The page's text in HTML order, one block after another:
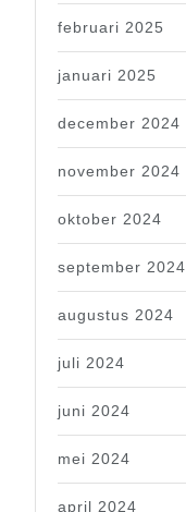
februari 2025
januari 2025
december 2024
november 2024
oktober 2024
september 2024
augustus 2024
juli 2024
juni 2024
mei 2024
april 2024